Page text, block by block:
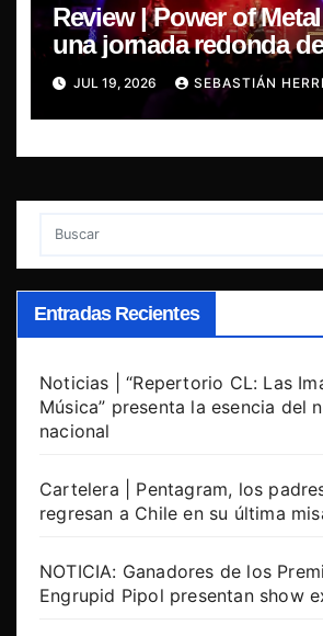
Review | Power of
una jornada redonda
JUL 19, 2026 SEBASTIÁN
Entradas Recientes
Noticias | “Repertorio CL: Las
Música” presenta la esencia del
nacional
Cartelera | Pentagram, los
regresan a Chile en su última
NOTICIA: Ganadores de los
Engrupid Pipol presentan show